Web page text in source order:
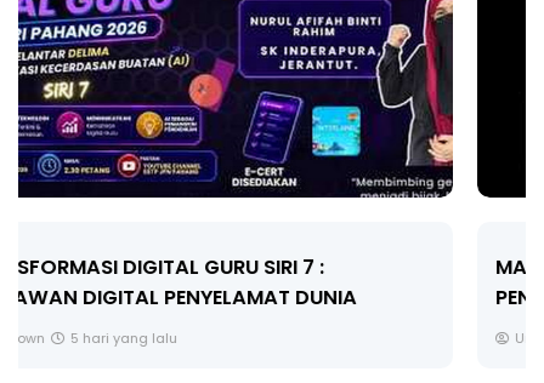
MAJLIS ANUGERAH FFK (FESTIVAL LENSA
PENDIDIKAN - FLeP) 2026
Unknown 6 hari yang lalu